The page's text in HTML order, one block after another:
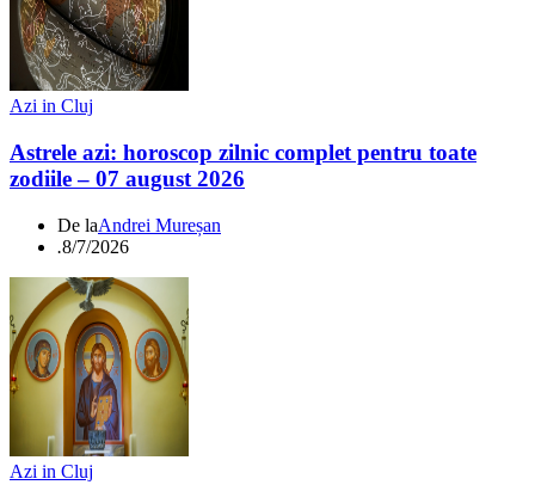
Azi in Cluj
Astrele azi: horoscop zilnic complet pentru toate
zodiile – 07 august 2026
De laAndrei Mureșan
.8/7/2026
Azi in Cluj